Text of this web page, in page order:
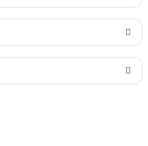
siz yapın!